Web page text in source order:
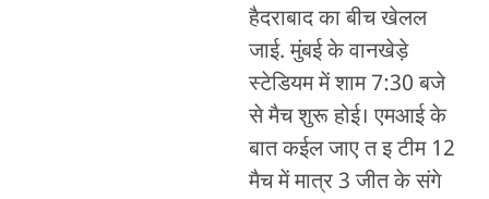
हैदराबाद का बीच खेलल
जाई. मुंबई के वानखेड़े
स्टेडियम में शाम 7:30 बजे
से मैच शुरू होई। एमआई के
बात कईल जाए त इ टीम 12
मैच में मात्र 3 जीत के संगे